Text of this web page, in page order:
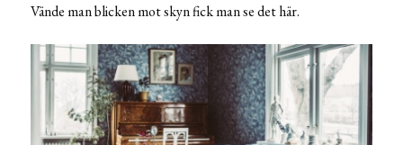
Vände man blicken mot skyn fick man se det här.